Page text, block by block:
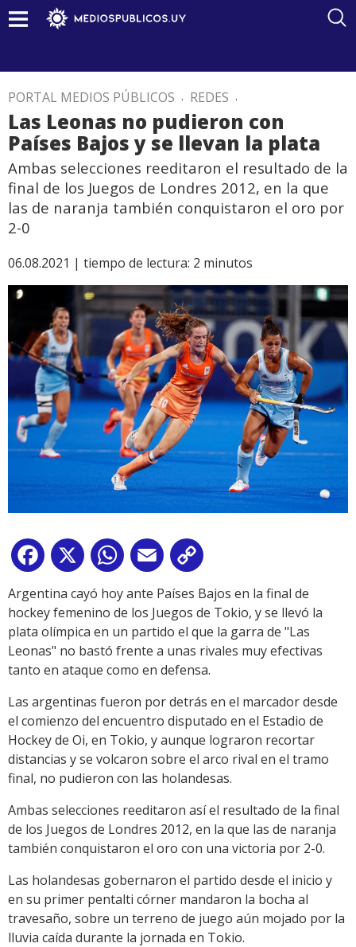
PORTAL MEDIOS PÚBLICOS . REDES .
Las Leonas no pudieron con
Países Bajos y se llevan la plata
Ambas selecciones reeditaron el resultado de la
final de los Juegos de Londres 2012, en la que
las de naranja también conquistaron el oro por
2-0
06.08.2021 | tiempo de lectura: 2 minutos
Facebook
X WhatsApp
Email
Link
Argentina cayó hoy ante Países Bajos en la final de
hockey femenino de los Juegos de Tokio, y se llevó la
plata olímpica en un partido el que la garra de "Las
Leonas" no bastó frente a unas rivales muy efectivas
tanto en ataque como en defensa.
Las argentinas fueron por detrás en el marcador desde
el comienzo del encuentro disputado en el Estadio de
Hockey de Oi, en Tokio, y aunque lograron recortar
distancias y se volcaron sobre el arco rival en el tramo
final, no pudieron con las holandesas.
Ambas selecciones reeditaron así el resultado de la final
de los Juegos de Londres 2012, en la que las de naranja
también conquistaron el oro con una victoria por 2-0.
Las holandesas gobernaron el partido desde el inicio y
en su primer pentalti córner mandaron la bocha al
travesaño, sobre un terreno de juego aún mojado por la
lluvia caída durante la jornada en Tokio.